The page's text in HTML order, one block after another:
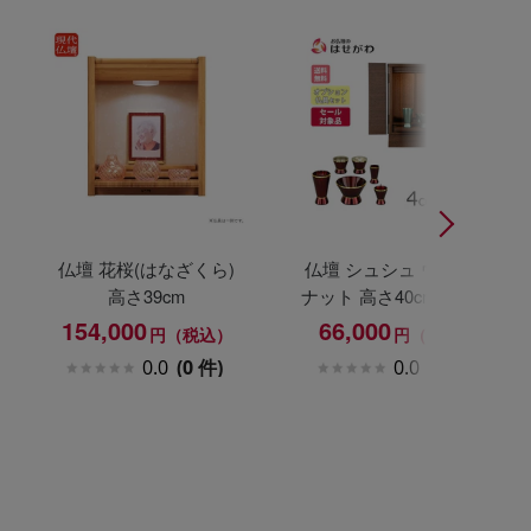
仏壇 花桜(はなざくら)
高さ39cm
154,000円（税込）
0.0 (0 件)
仏壇 シュシュ ウォール
ナット 高さ40cm カイラ
具足セット
66,000円（税込）
0.0